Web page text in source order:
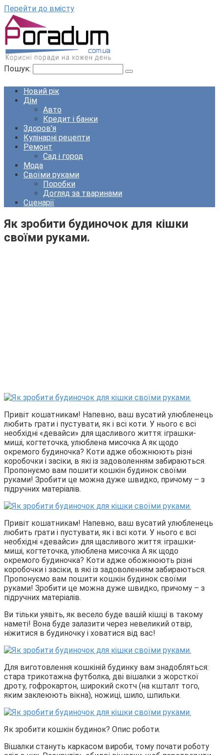
Перейти до вмісту
Пошук:
Новий рік
Дім
Авто
Кредит і банки
Здоров’я
Кулінарні рецепти
Ремонт
Сад і город
Мода
Своїми руками
Поробки
Догляд за тваринами
Сценарії
Як зробити будиночок для кішки
своїми руками.
Привіт кошатникам! Напевно, ваш вусатий улюбленець
любить грати і пустувати, як і всі коти. У нього є всі
необхідні «девайси» для щасливого життя: іграшки-
миші, когтеточка, улюблена мисочка А як щодо
окремого будиночка? Коти адже обожнюють різні
коробочки і засіки, в які із задоволенням забираються.
Пропонуємо вам пошити кошкін будинок своїми
руками! Зробити це можна дуже швидко, причому – з
підручних матеріалів.
Привіт кошатникам! Напевно, ваш вусатий улюбленець
любить грати і пустувати, як і всі коти. У нього є всі
необхідні «девайси» для щасливого життя: іграшки-
миші, когтеточка, улюблена мисочка А як щодо
окремого будиночка? Коти адже обожнюють різні
коробочки і засіки, в які із задоволенням забираються.
Пропонуємо вам пошити кошкін будинок своїми
руками! Зробити це можна дуже швидко, причому – з
підручних матеріалів.
Ви тільки уявіть, як весело буде вашій кішці в такому
наметі! Вона буде залазити через невеликий отвір,
ніжитися в будиночку і ховатися від вас!
Для виготовлення кошкіній будинку вам знадобляться:
стара трикотажна футболка, дві вішалки з жорсткої
дроту, гофрокартон, широкий скотч (на кшталт того,
яким заклеюють вікна), ножиці, шило, шпильки.
Як зробити кошкін будинок? Опис роботи.
Вішалки стануть каркасом вироби, тому почати роботу